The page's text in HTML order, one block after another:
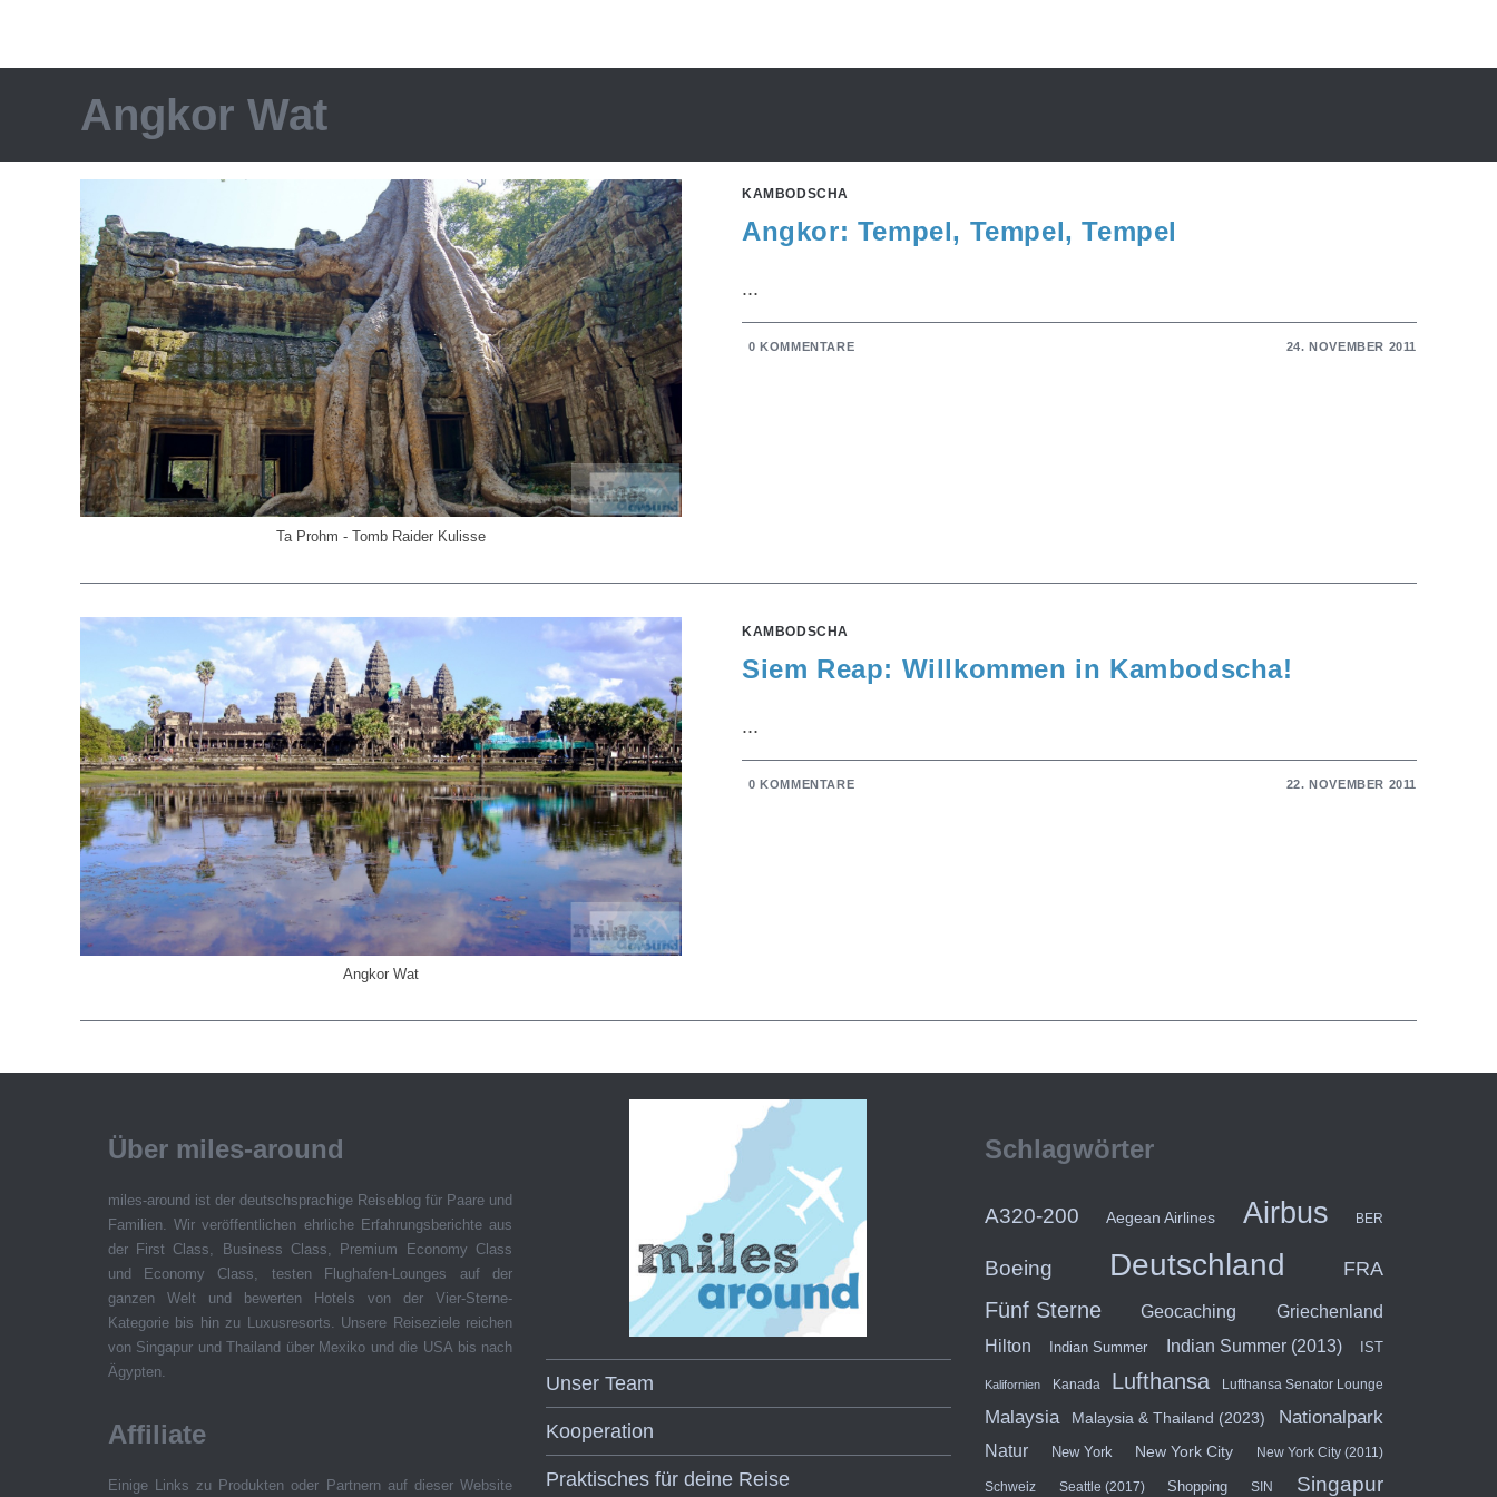
Angkor Wat
Ta Prohm - Tomb Raider Kulisse
KAMBODSCHA
Angkor: Tempel, Tempel, Tempel
...
0 KOMMENTARE 24. NOVEMBER 2011
Angkor Wat
KAMBODSCHA
Siem Reap: Willkommen in Kambodscha!
...
0 KOMMENTARE 22. NOVEMBER 2011
Über miles-around
miles-around ist der deutschsprachige Reiseblog für Paare und
Familien. Wir veröffentlichen ehrliche Erfahrungsberichte aus
der First Class, Business Class, Premium Economy Class
und Economy Class, testen Flughafen-Lounges auf der
ganzen Welt und bewerten Hotels von der Vier-Sterne-
Kategorie bis hin zu Luxusresorts. Unsere Reiseziele reichen
von Singapur und Thailand über Mexiko und die USA bis nach
Ägypten.
Affiliate
Einige Links zu Produkten oder Partnern auf dieser Website
Unser Team
Kooperation
Praktisches für deine Reise
Schlagwörter
A320-200 Aegean Airlines Airbus BER
Boeing Deutschland FRA
Fünf Sterne Geocaching Griechenland
Hilton Indian Summer Indian Summer (2013) IST
Kalifornien Kanada Lufthansa Lufthansa Senator Lounge
Malaysia Malaysia & Thailand (2023) Nationalpark
Natur New York New York City New York City (2011)
Schweiz Seattle (2017) Shopping SIN Singapur